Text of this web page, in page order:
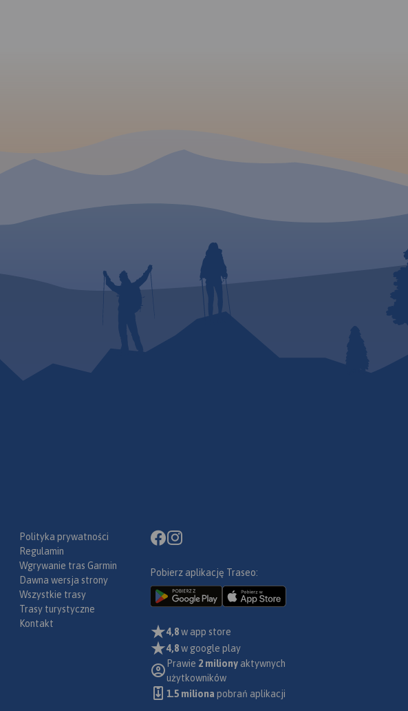
Polityka prywatności
Regulamin
Wgrywanie tras Garmin
Dawna wersja strony
Wszystkie trasy
Trasy turystyczne
Kontakt
Pobierz aplikację Traseo:
4,8w app store
4,8w google play
Prawie 2 miliony aktywnych
użytkowników
1.5 miliona pobrań aplikacji